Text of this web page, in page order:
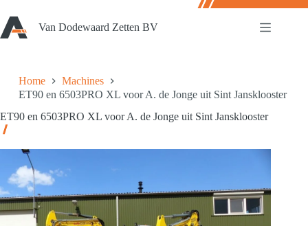
naar
de
inhoud
Van Dodewaard Zetten BV
Home
Machines
ET90 en 6503PRO XL voor A. de Jonge uit Sint Jansklooster
ET90 en 6503PRO XL voor A. de Jonge uit Sint Jansklooster